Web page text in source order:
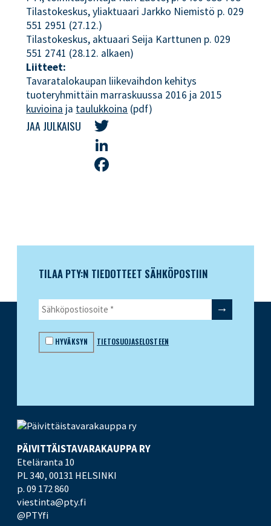
Tilastokeskus, yliaktuaari Jarkko Niemistö p. 029
551 2951 (27.12.)
Tilastokeskus, aktuaari Seija Karttunen p. 029
551 2741 (28.12. alkaen)
Liitteet:
Tavaratalokaupan liikevaihdon kehitys
tuoteryhmittäin marraskuussa 2016 ja 2015
kuvioina ja taulukkoina (pdf)
JAA JULKAISU
Twitter
LinkedIn
TILAA PTY:N TIEDOTTEET SÄHKÖPOSTIIN
HYVÄKSYN TIETOSUOJASELOSTEEN
PÄIVITTÄISTAVARA­KAUPPA RY
Eteläranta 10
PL 340,00131 HELSINKI
p. 09 172 860
viestinta@pty.fi
@PTYfi